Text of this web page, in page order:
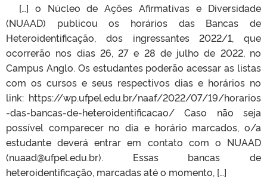
[…] o Núcleo de Ações Afirmativas e Diversidade
(NUAAD) publicou os horários das Bancas de
Heteroidentificação, dos ingressantes 2022/1, que
ocorrerão nos dias 26, 27 e 28 de julho de 2022, no
Campus Anglo. Os estudantes poderão acessar as listas
com os cursos e seus respectivos dias e horários no
link: https://wp.ufpel.edu.br/naaf/2022/07/19/horarios
-das-bancas-de-heteroidentificacao/ Caso não seja
possível comparecer no dia e horário marcados, o/a
estudante deverá entrar em contato com o NUAAD
(nuaad@ufpel.edu.br). Essas bancas de
heteroidentificação, marcadas até o momento, […]